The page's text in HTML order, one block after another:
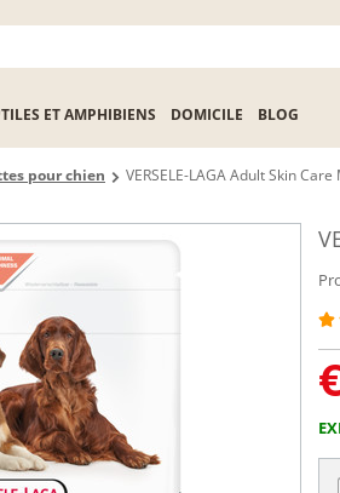
ET AMPHIBIENS DOMICILE BLOG
pour chien VERSELE-LAGA Adult Skin